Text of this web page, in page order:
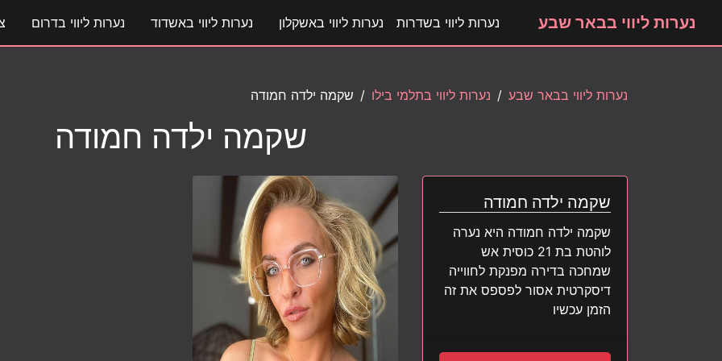
נערות ליווי בבאר שבע נערות ליווי בשדרות נערות ליווי באשקלון נערות ליווי באשדוד נערות ליווי בדרום
נערות ליווי בבאר שבע נערות ליווי בתלמי בילו שקמה ילדה חמודה
שקמה ילדה חמודה
שקמה ילדה חמודה
שקמה ילדה חמודה היא נערה
לוהטת בת 21 כוסית אש
שמחכה בדירה מפנקת לחווייה
דיסקרטית אסור לפספס את זה
הזמן עכשיו